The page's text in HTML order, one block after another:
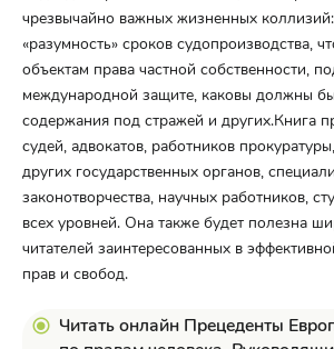
чрезвычайно важных жизненных
«разумность» сроков судопроизводства,
объектам права частной собственности,
международной защите, каковы должны
содержания под стражей и других.Книга
судей, адвокатов, работников
других государственных органов,
законотворчества, научных работников,
всех уровней. Она также будет полезна
читателей заинтересованных в
прав и свобод.
Читать онлайн Прецеденты